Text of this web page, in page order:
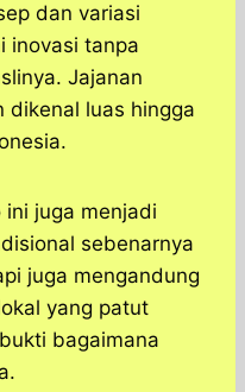
dan variasi
inovasi tanpa
Jajanan
dikenal luas hingga
ini juga menjadi
sebenarnya
juga mengandung
yang patut
bagaimana